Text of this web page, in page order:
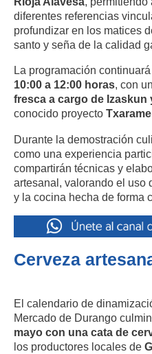
diferentes referencias
profundizar en los matices
santo y seña de la calidad
La programación
10:00 a 12:00 horas, con un
fresca a cargo de Izaskun
conocido proyecto
Durante la demostración
como una experiencia
compartirán técnicas y
artesanal, valorando el uso
y la cocina hecha de forma
Cerveza
El calendario de
Mercado de Durango
mayo con una cata de
los productores locales de